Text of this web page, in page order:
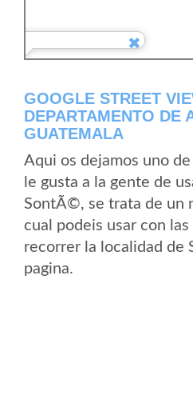
GOOGLE STREET
DEPARTAMENTO DE
GUATEMALA
Aqui os dejamos uno
le gusta a la gente de
SontÃ©, se trata de un
cual podeis usar con
recorrer la localidad de
pagina.